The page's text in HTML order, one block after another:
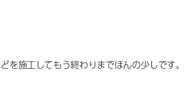
施工してもう終わりまでほんの少しです。